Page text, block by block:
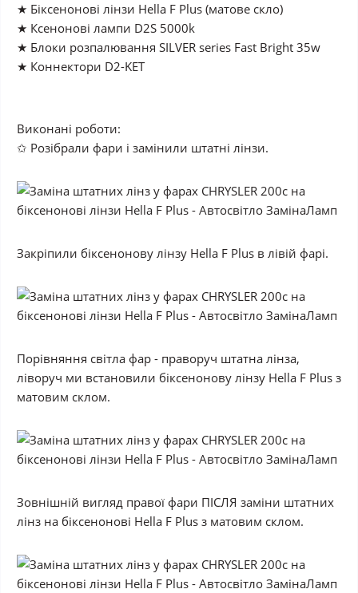
★ Біксенонові лінзи Hella F Plus (матове скло)
★ Ксенонові лампи D2S 5000k
★ Блоки розпалювання SILVER series Fast Bright 35w
★ Коннектори D2-KET
Виконані роботи:
✩ Розібрали фари і замінили штатні лінзи.
Закріпили біксенонову лінзу Hella F Plus в лівій фарі.
Порівняння світла фар - праворуч штатна лінза,
ліворуч ми встановили біксенонову лінзу Hella F Plus з
матовим склом.
Зовнішній вигляд правої фари ПІСЛЯ заміни штатних
лінз на біксенонові Hella F Plus з матовим склом.